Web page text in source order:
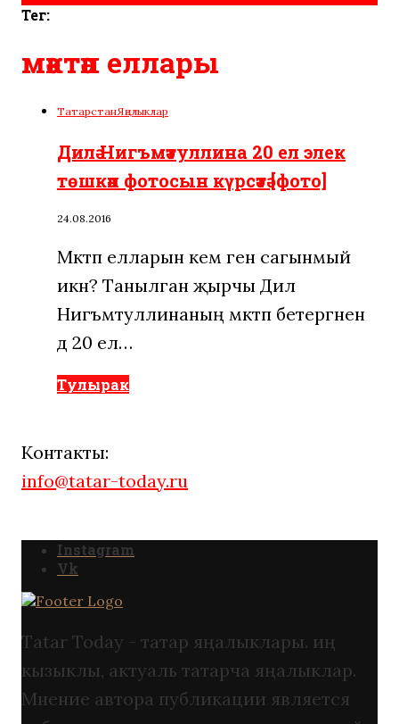
Тег:
мәктәп еллары
ТатарстанЯңалыклар
Дилә Нигъмәтуллина 20 ел элек
төшкән фотосын күрсәтә [фото]
24.08.2016
Мәктәп елларын кем генә сагынмый
икән? Танылган җырчы Дилә
Нигъмәтуллинаның мәктәп бетергәненә
дә 20 ел…
Тулырак
Контакты:
info@tatar-today.ru
Instagram
Vk
Tatar Today - татар яңалыклары. иң
кызыклы, актуаль татарча яңалыклар.
Мнение автора публикации является